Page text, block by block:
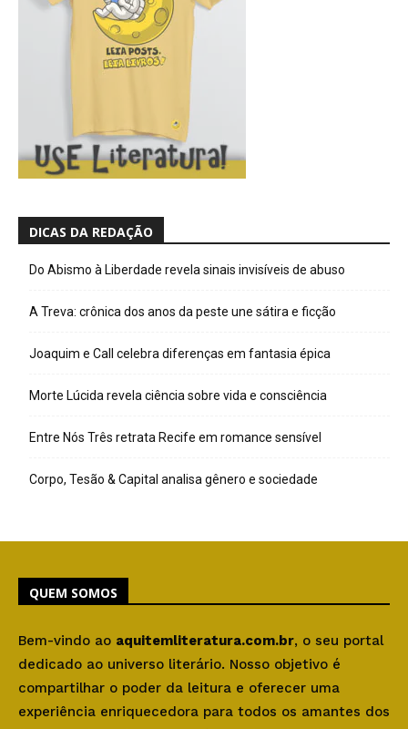
DICAS DA REDAÇÃO
Do Abismo à Liberdade revela sinais invisíveis de abuso
A Treva: crônica dos anos da peste une sátira e ficção
Joaquim e Call celebra diferenças em fantasia épica
Morte Lúcida revela ciência sobre vida e consciência
Entre Nós Três retrata Recife em romance sensível
Corpo, Tesão & Capital analisa gênero e sociedade
QUEM SOMOS
Bem-vindo ao aquitemliteratura.com.br, o seu portal
dedicado ao universo literário. Nosso objetivo é
compartilhar o poder da leitura e oferecer uma
experiência enriquecedora para todos os amantes dos